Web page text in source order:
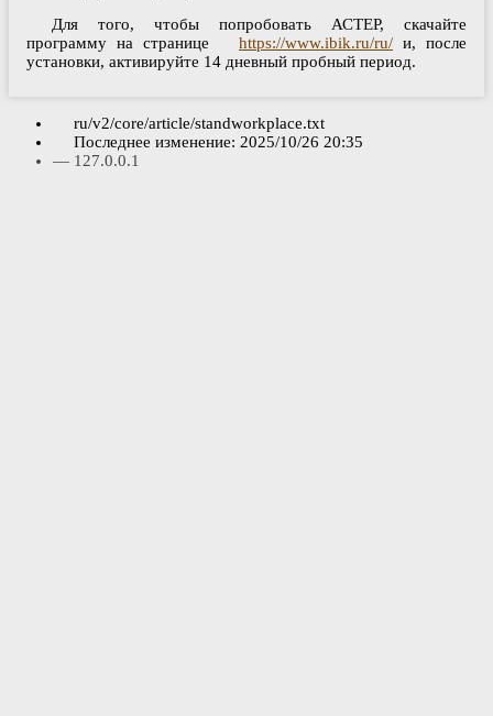
Для того, чтобы попробовать АСТЕР, скачайте
программу на странице
https://www.ibik.ru/ru/ и, после
установки, активируйте 14 дневный пробный период.
ru/v2/core/article/standworkplace.txt
Последнее изменение: 2025/10/26 20:35
— 127.0.0.1